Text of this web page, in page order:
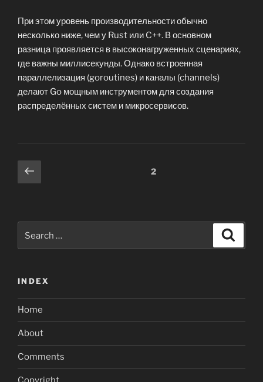
При этом уровень производительности обычно
несколько ниже, чем у Rust или C++. В основном
разница проявляется в высоконагруженных сценариях,
где важны миллисекунды. Однако встроенная
параллелизация (goroutines) и каналы (channels)
делают Go мощным инструментом для создания
распределённых систем и микросервисов.
Posts
navigation
Previous
page
Page2
for:
INDEX
Home
About
Comments